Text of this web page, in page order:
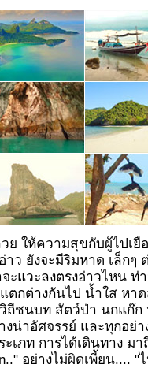
วย ให้ความสุขกับผู้ไปเ
าว ยังจะมีริมหาด เล็กๆ
ะแวะลงตรงอ่าวไหน ท่
ตกต่างกันไป น้ำใส ห
ถีชนบท สัตว์ป่า นกแก๊ก
งน่าอัศจรรย์ และทุกอย่า
ะเภท การได้เดินทาง ม
อย่างไม่ผิดเพี้ยน....